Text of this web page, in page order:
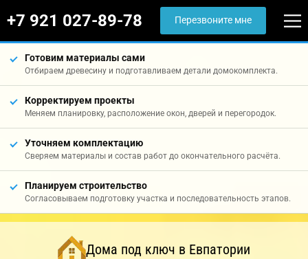
+7 921 027-89-78 Перезвоните мне
Готовим материалы сами
Отбираем древесину и подготавливаем детали домокомплекта.
Корректируем проекты
Меняем планировку, расположение окон, дверей и перегородок.
Уточняем комплектацию
Сверяем материалы и состав работ до окончательного расчёта.
Планируем строительство
Согласовываем подготовку участка и последовательность этапов.
Дома под ключ в Евпатории